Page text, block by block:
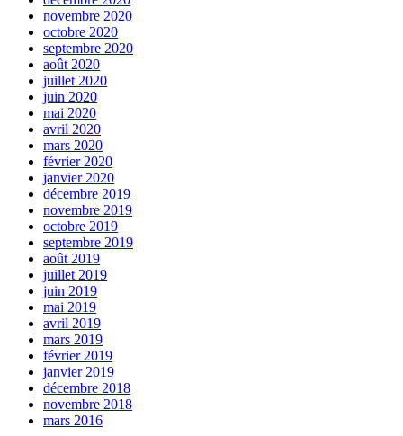
novembre 2020
octobre 2020
septembre 2020
août 2020
juillet 2020
juin 2020
mai 2020
avril 2020
mars 2020
février 2020
janvier 2020
décembre 2019
novembre 2019
octobre 2019
septembre 2019
août 2019
juillet 2019
juin 2019
mai 2019
avril 2019
mars 2019
février 2019
janvier 2019
décembre 2018
novembre 2018
mars 2016